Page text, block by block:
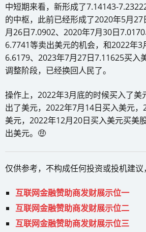
中短期来看，新形成了7.14143-
的中枢，此前已经形成了2020年5月
月26日7.0902、2020年7月30日
6.7741等卖出美元的机会，和2022年3
6.6179、2023年7月27日7.11625买入
调整阶段，已经换回人民了。
操作上，2022年3月底的时候买入了美
出了美元，2022年7月14日买入美元
美元，2022年12月20日买入美元买美
出美元。🤑
仅供参考，不构成任何投资或投机建议
互联网金融赞助商发财展示位一
互联网金融赞助商发财展示位二
互联网金融赞助商发财展示位三